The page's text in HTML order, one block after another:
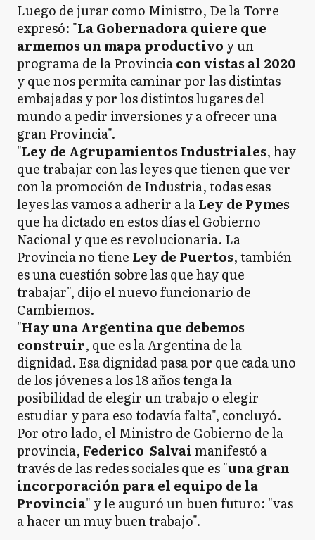
Luego de jurar como Ministro, De la Torre
expresó: "La Gobernadora quiere que
armemos un mapa productivo y un
programa de la Provinciacon vistas al 2020
y que nos permita caminar por las distintas
embajadas y por los distintos lugares del
mundo a pedir inversiones y a ofrecer una
gran Provincia".
"Ley de Agrupamientos Industriales, hay
que trabajar con las leyes que tienen que ver
con la promoción de Industria, todas esas
leyes las vamos a adherir a laLey de Pymes
que ha dictado en estos días el Gobierno
Nacional y que es revolucionaria. La
Provincia no tiene Ley de Puertos, también
es una cuestión sobre las que hay que
trabajar", dijo el nuevo funcionario de
Cambiemos.
"Hay una Argentina que debemos
construir, que es la Argentina de la
dignidad. Esa dignidad pasa por que cada uno
de los jóvenes a los 18 años tenga la
posibilidad de elegir un trabajo o elegir
estudiar y para eso todavía falta", concluyó.
Por otro lado, el Ministro de Gobierno de la
provincia, Federico Salvaimanifestó a
través de las redes sociales que es "una gran
incorporación para el equipo de la
Provincia" y le auguró un buen futuro: "vas
a hacer un muy buen trabajo".